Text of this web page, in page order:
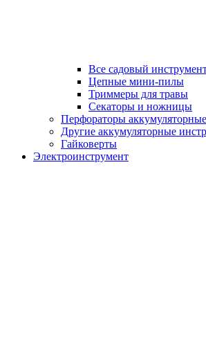
Все садовый
Цепные мини-пилы
Триммеры для травы
Секаторы и ножницы
Перфораторы аккумуляторные
Другие аккумуляторные
Гайковерты
Электроинструмент